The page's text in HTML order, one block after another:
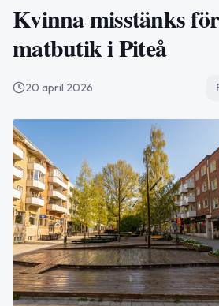
Kvinna misstänks
matbutik i Piteå
20 april 2026